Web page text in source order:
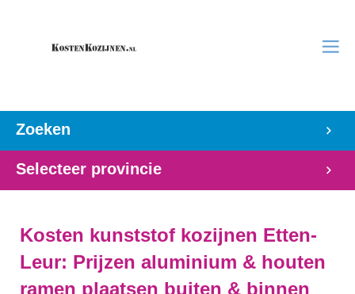
Zoeken
Selecteer provincie
Kosten kunststof kozijnen Etten-
Leur: Prijzen aluminium & houten
ramen plaatsen buiten & binnen